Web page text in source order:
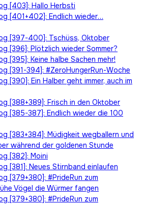
[403]: Hallo Herbsti
[401+402]: Endlich wieder…
[397-400]: Tschüss, Oktober
[396]: Plötzlich wieder Sommer?
[395]: Keine halbe Sachen mehr!
[391-394]: #ZeroHungerRun-Woche
[390]: Ein Halber geht immer, auch im
[388+389]: Frisch in den Oktober
[385-387]: Endlich wieder die 100
[383+384]: Müdigkeit wegballern und
während der goldenen Stunde
[382]: Moini
[381]: Neues Stirnband einlaufen
[379+380]: #PrideRun zum
Vögel die Würmer fangen
[379+380]: #PrideRun zum